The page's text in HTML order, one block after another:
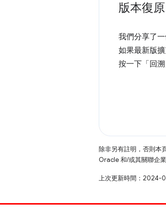
版本復原
我們分享了
如果最新版
按一下「回溯
除非另有註明，否則本
Oracle 和/或其關聯企業
上次更新時間：2024-